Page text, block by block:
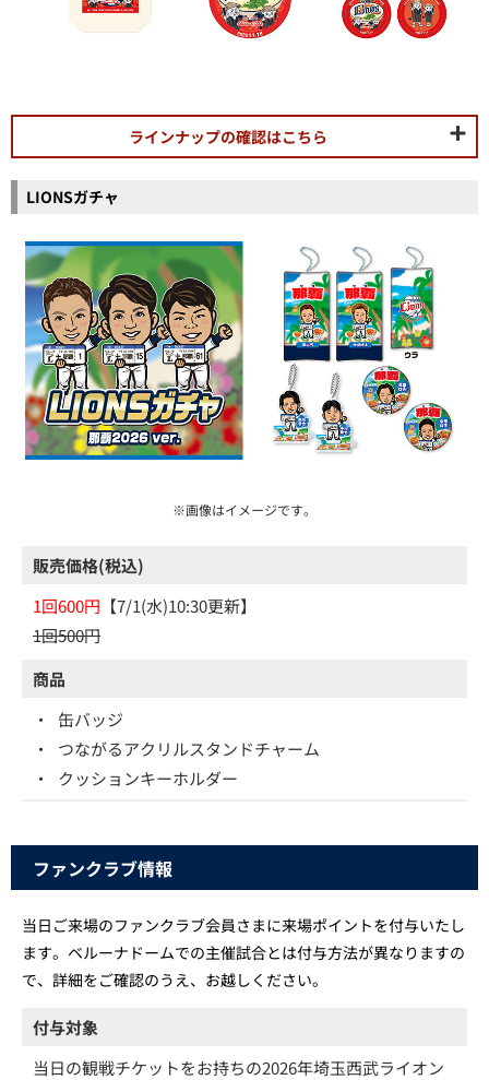
ラインナップの確認はこちら
LIONSガチャ
※画像はイメージです。
販売価格(税込)
1回600円 【7/1(水)10:30更新】
1回500円
商品
・
缶バッジ
・
つながるアクリルスタンドチャーム
・
クッションキーホルダー
ファンクラブ情報
当日ご来場のファンクラブ会員さまに来場ポイントを付与いたし
ます。ベルーナドームでの主催試合とは付与方法が異なりますの
で、詳細をご確認のうえ、お越しください。
付与対象
当日の観戦チケットをお持ちの2026年埼玉西武ライオン